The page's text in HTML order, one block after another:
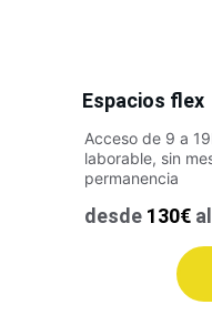
Espacios flex
Acceso de 9 a
laborable, sin
permanencia
desde 130€